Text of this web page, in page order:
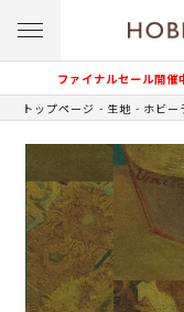
ファイナルセール開
トップページ 生地 ホビー